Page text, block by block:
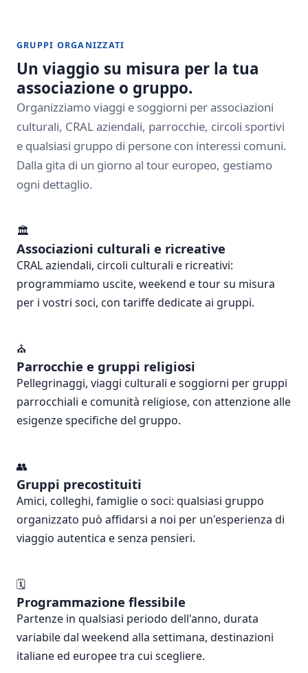
GRUPPI ORGANIZZATI
Un viaggio su misura per la tua
associazione o gruppo.
Organizziamo viaggi e soggiorni per associazioni
culturali, CRAL aziendali, parrocchie, circoli sportivi
e qualsiasi gruppo di persone con interessi comuni.
Dalla gita di un giorno al tour europeo, gestiamo
ogni dettaglio.
🏛️
Associazioni culturali e ricreative
CRAL aziendali, circoli culturali e ricreativi:
programmiamo uscite, weekend e tour su misura
per i vostri soci, con tariffe dedicate ai gruppi.
⛪
Parrocchie e gruppi religiosi
Pellegrinaggi, viaggi culturali e soggiorni per gruppi
parrocchiali e comunità religiose, con attenzione alle
esigenze specifiche del gruppo.
👥
Gruppi precostituiti
Amici, colleghi, famiglie o soci: qualsiasi gruppo
organizzato può affidarsi a noi per un'esperienza di
viaggio autentica e senza pensieri.
🗓️
Programmazione flessibile
Partenze in qualsiasi periodo dell'anno, durata
variabile dal weekend alla settimana, destinazioni
italiane ed europee tra cui scegliere.